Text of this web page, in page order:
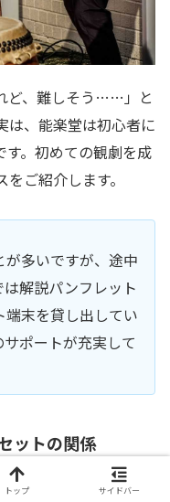
ど、難しそう……」と
は、能楽堂は初心者に
す。初めての観劇を成
ご紹介します。
多いですが、途中
解説パンフレット
末を貸し出してい
ポートが充実して
ットの関係
能楽の公演では「能
トップ サイドバー